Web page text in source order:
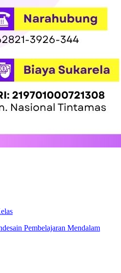
Pembelajaran Mendalam